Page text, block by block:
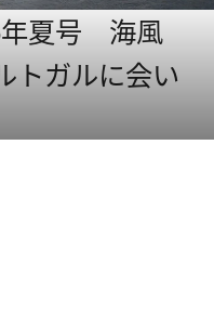
年夏号 海風
トガルに会い